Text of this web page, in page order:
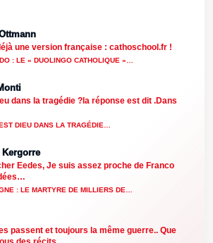
une version française : cathoschool.fr !
: LE « DUOLINGO CATHOLIQUE »…
dans la tragédie ?la réponse est dit .Dans
DIEU DANS LA TRAGÉDIE…
Kergorre
Eedes, Je suis assez proche de Franco
: LE MARTYRE DE MILLIERS DE…
passent et toujours la même guerre.. Que